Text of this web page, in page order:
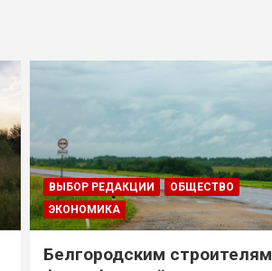
ВЫБОР РЕДАКЦИИ
ОБЩЕСТВО
ЭКОНОМИКА
Белгородским строителям